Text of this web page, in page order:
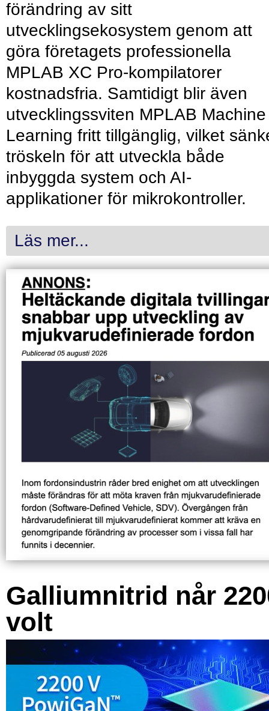
förändring av sitt
utvecklingsekosystem genom att
göra företagets professionella
MPLAB XC Pro-kompilatorer
kostnadsfria. Samtidigt blir även
utvecklingssviten MPLAB Machine
Learning fritt tillgänglig, vilket
tröskeln för att utveckla både
inbyggda system och AI-
applikationer för mikrokontroller.
Läs mer...
Galliumnitrid når
volt